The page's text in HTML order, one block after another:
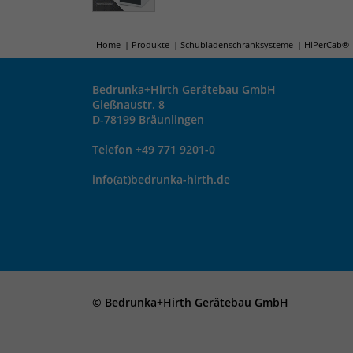
Home Produkte Schubladenschranksysteme HiPerCab®
Bedrunka+Hirth Gerätebau GmbH
Gießnaustr. 8
D-78199 Bräunlingen
Telefon +49 771 9201-0
info(at)bedrunka-hirth.de
© Bedrunka+Hirth Gerätebau GmbH